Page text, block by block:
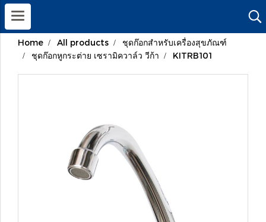
Home All products
ชุดก๊อกสำหรับเครื่องสุขภัณฑ์
ชุดก๊อกหูกระต่าย เซรามิควาล์ว วีก้า
KITRB101